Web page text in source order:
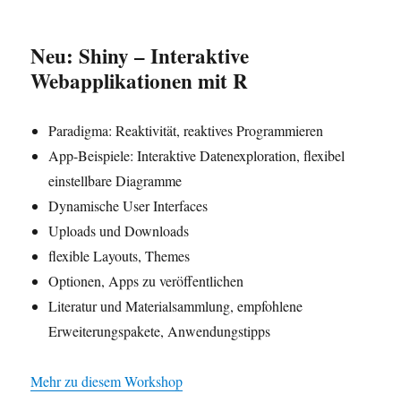
Neu: Shiny – Interaktive
Webapplikationen mit R
Paradigma: Reaktivität, reaktives Programmieren
App-Beispiele: Interaktive Datenexploration, flexibel
einstellbare Diagramme
Dynamische User Interfaces
Uploads und Downloads
flexible Layouts, Themes
Optionen, Apps zu veröffentlichen
Literatur und Materialsammlung, empfohlene
Erweiterungspakete, Anwendungstipps
Mehr zu diesem Workshop